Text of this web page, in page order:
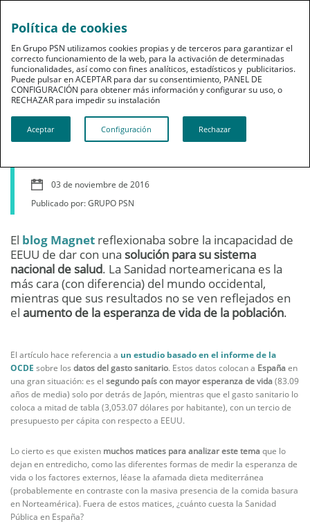
Ahorro
¿Cuánto cuesta la
03 de noviembre de 2016
Publicado por: GRUPO PSN
El blog Magnet reflexionaba sobre la incapacidad de
EEUU de dar con una solución para su sistema
nacional de salud. La Sanidad norteamericana es la
más cara (con diferencia) del mundo occidental,
mientras que sus resultados no se ven reflejados en
el aumento de la esperanza de vida de la población.
El artículo hace referencia a un estudio basado en el informe de la
OCDE sobre los datos del gasto sanitario. Estos datos colocan a Españaen
una gran situación: es el segundo país con mayor esperanza de vida(83.09
años de media) solo por detrás de Japón, mientras que el gasto sanitario lo
coloca a mitad de tabla (3,053.07 dólares por habitante), con un tercio de
presupuesto per cápita con respecto a EEUU.
Lo cierto es que existen muchos matices para analizar este temaque lo
dejan en entredicho, como las diferentes formas de medir la esperanza de
vida o los factores externos, léase la afamada dieta mediterránea
(probablemente en contraste con la masiva presencia de la comida basura
en Norteamérica). Fuera de estos matices, ¿cuánto cuesta la Sanidad
Pública en España?
Política de cookies
En Grupo PSN utilizamos cookies propias y de terceros para garantizar el
correcto funcionamiento de la web, para la activación de determinadas
funcionalidades, así como con fines analíticos, estadísticos y publicitarios.
Puede pulsar en ACEPTAR para dar su consentimiento, PANEL DE
CONFIGURACIÓN para obtener más información y configurar su uso, o
RECHAZAR para impedir su instalación​​​​​​​
Aceptar Configuración Rechazar